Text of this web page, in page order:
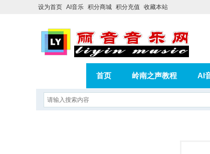
设为首页 AI音乐 积分商城 积分充值 收藏本站
首页 岭南之声教程 AI